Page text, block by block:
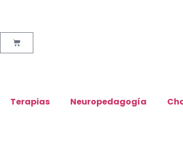
Terapias Neuropedagogía